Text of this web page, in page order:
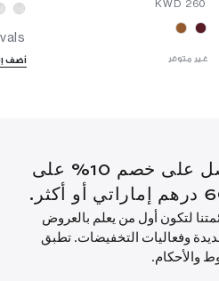
غير متوفر أضف
لفترة محدودة: احصل على خصم 10% على
لتكون أول من يعلم بالعروض
وفعاليات التخفيضات. تطبق
والأحكام.